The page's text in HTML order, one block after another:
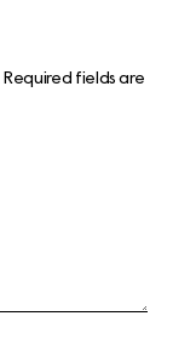
Required fields are